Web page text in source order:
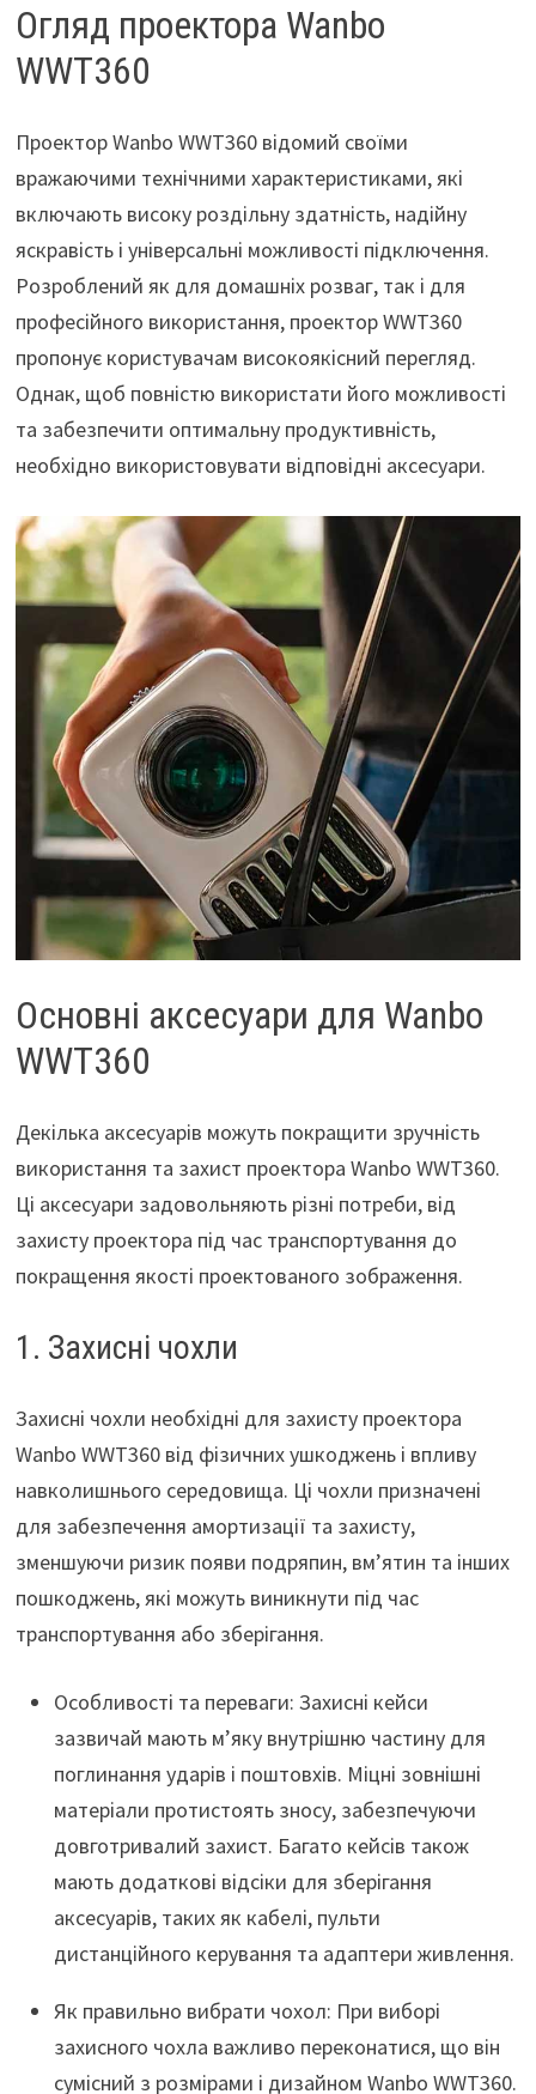
Огляд проектора Wanbo
WWT360
Проектор Wanbo WWT360 відомий своїми
вражаючими технічними характеристиками, які
включають високу роздільну здатність, надійну
яскравість і універсальні можливості підключення.
Розроблений як для домашніх розваг, так і для
професійного використання, проектор WWT360
пропонує користувачам високоякісний перегляд.
Однак, щоб повністю використати його можливості
та забезпечити оптимальну продуктивність,
необхідно використовувати відповідні аксесуари.
Основні аксесуари для Wanbo
WWT360
Декілька аксесуарів можуть покращити зручність
використання та захист проектора Wanbo WWT360.
Ці аксесуари задовольняють різні потреби, від
захисту проектора під час транспортування до
покращення якості проектованого зображення.
1. Захисні чохли
Захисні чохли необхідні для захисту проектора
Wanbo WWT360 від фізичних ушкоджень і впливу
навколишнього середовища. Ці чохли призначені
для забезпечення амортизації та захисту,
зменшуючи ризик появи подряпин, вм’ятин та інших
пошкоджень, які можуть виникнути під час
транспортування або зберігання.
Особливості та переваги: Захисні кейси
зазвичай мають м’яку внутрішню частину для
поглинання ударів і поштовхів. Міцні зовнішні
матеріали протистоять зносу, забезпечуючи
довготривалий захист. Багато кейсів також
мають додаткові відсіки для зберігання
аксесуарів, таких як кабелі, пульти
дистанційного керування та адаптери живлення.
Як правильно вибрати чохол: При виборі
захисного чохла важливо переконатися, що він
сумісний з розмірами і дизайном Wanbo WWT360.